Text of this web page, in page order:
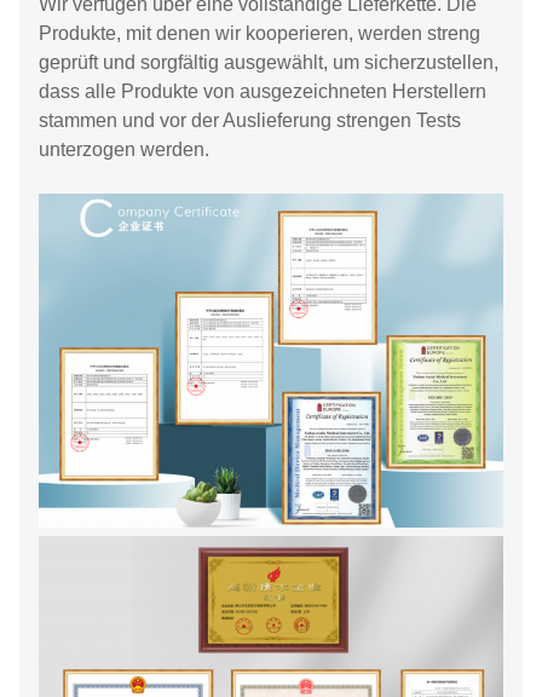
Wir verfügen über eine vollständige Lieferkette. Die
Produkte, mit denen wir kooperieren, werden streng
geprüft und sorgfältig ausgewählt, um sicherzustellen,
dass alle Produkte von ausgezeichneten Herstellern
stammen und vor der Auslieferung strengen Tests
unterzogen werden.